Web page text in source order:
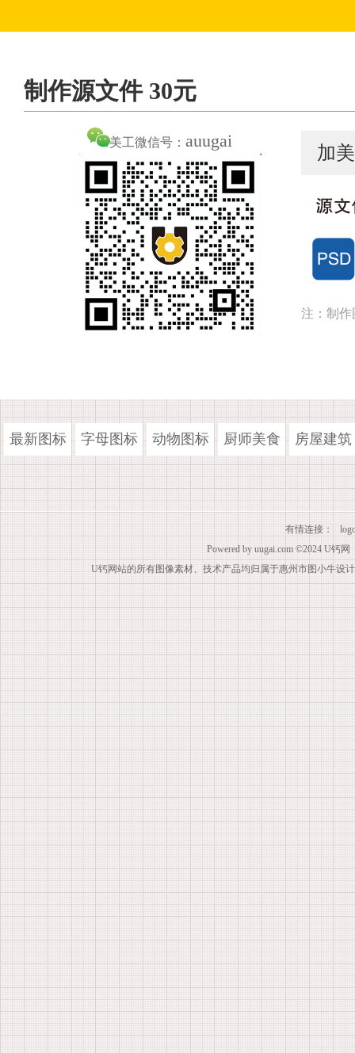
制作源文件 30元
美工微信号： auugai
加
注：制作
最新图标 字母图标 动物图标 厨师美食 房屋建筑
有情连接：
Powered by uugai.com ©2024 U钙网
U钙网站的所有图像素材、技术产品均归属于惠州市图小牛设